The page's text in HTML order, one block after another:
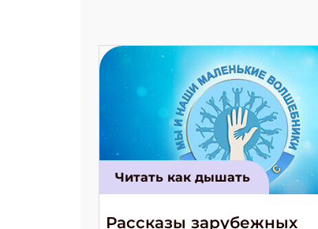
Читать как дышать
Рассказы зарубежных